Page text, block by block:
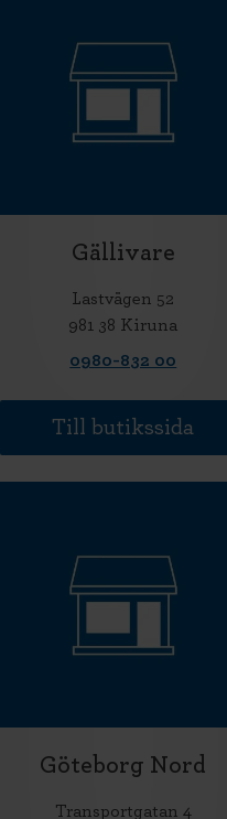
Gällivare
Lastvägen 52
981 38 Kiruna
0980-832 00
Till butikssida
Göteborg Nord
Transportgatan 4